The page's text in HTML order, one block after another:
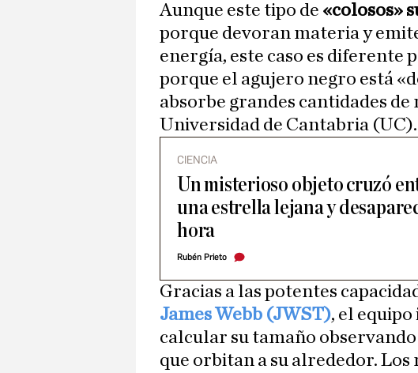
Aunque este tipo de «colosos»
porque devoran materia y
energía, este caso es diferente
porque el agujero negro está
absorbe grandes cantidades
Universidad de Cantabria (UC).
CIENCIA
Un misterioso objeto cruzó
una estrella lejana y
hora
Rubén Prieto
Gracias a las potentes
James Webb (JWST), el
calcular su tamaño
que orbitan a su alrededor.